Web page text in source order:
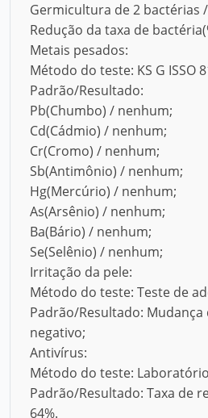
Germicultura de 2 bactérias /
Redução da taxa de
Metais pesados:
Método do teste: KS G ISSO
Padrão/Resultado:
Pb(Chumbo) / nenhum;
Cd(Cádmio) / nenhum;
Cr(Cromo) / nenhum;
Sb(Antimônio) / nenhum;
Hg(Mercúrio) / nenhum;
As(Arsênio) / nenhum;
Ba(Bário) / nenhum;
Se(Selênio) / nenhum;
Irritação da pele:
Método do teste: Teste de
Padrão/Resultado:
negativo;
Antivírus:
Método do teste:
Padrão/Resultado: Taxa de
64%.